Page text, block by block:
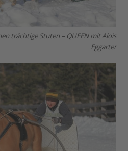
trächtige Stuten – QUEEN mit Alois
Eggarter